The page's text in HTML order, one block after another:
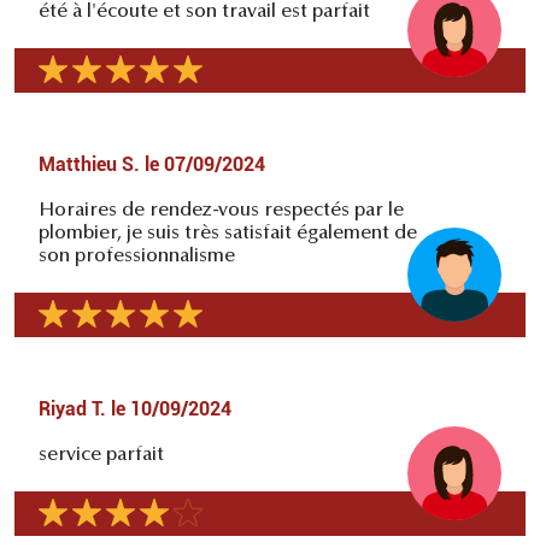
été à l'écoute et son travail est parfait
Matthieu S. le 07/09/2024
Horaires de rendez-vous respectés par le
plombier, je suis très satisfait également de
son professionnalisme
Riyad T. le 10/09/2024
service parfait